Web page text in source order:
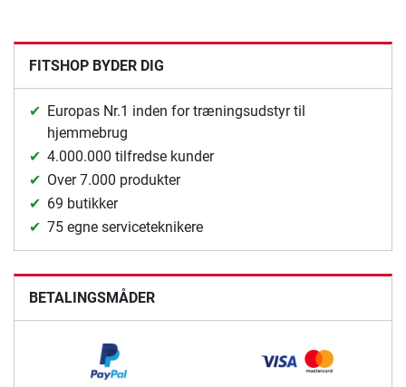
FITSHOP BYDER DIG
Europas Nr.1 inden for træningsudstyr til
hjemmebrug
4.000.000 tilfredse kunder
Over 7.000 produkter
69 butikker
75 egne serviceteknikere
BETALINGSMÅDER